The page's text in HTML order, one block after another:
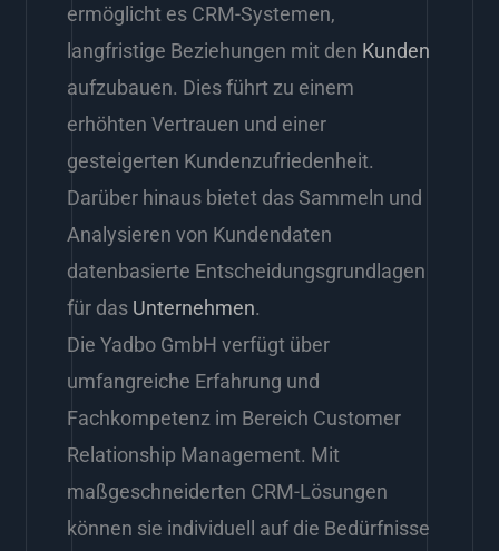
ermöglicht es CRM-Systemen,
langfristige Beziehungen mit den Kunden
aufzubauen. Dies führt zu einem
erhöhten Vertrauen und einer
gesteigerten Kundenzufriedenheit.
Darüber hinaus bietet das Sammeln und
Analysieren von Kundendaten
datenbasierte Entscheidungsgrundlagen
für das Unternehmen.
Die Yadbo GmbH verfügt über
umfangreiche Erfahrung und
Fachkompetenz im Bereich Customer
Relationship Management. Mit
maßgeschneiderten CRM-Lösungen
können sie individuell auf die Bedürfnisse